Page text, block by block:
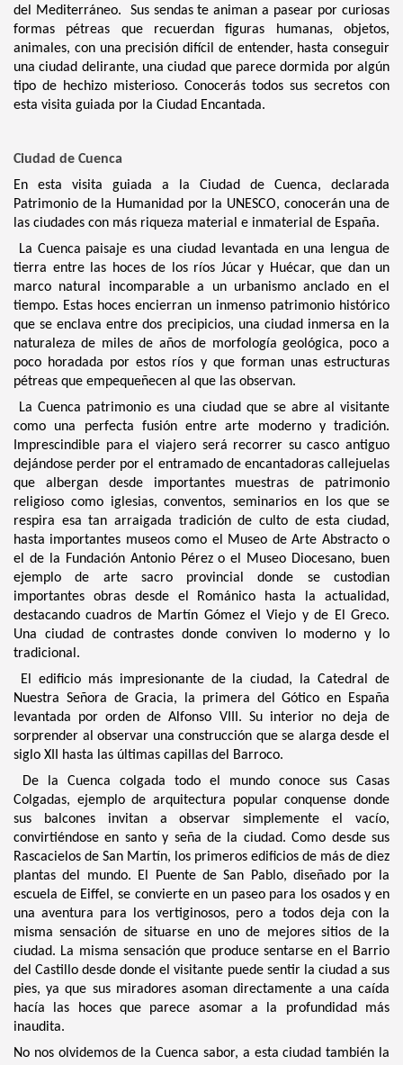
del Mediterráneo. Sus sendas te animan a pasear por curiosas
formas pétreas que recuerdan figuras humanas, objetos,
animales, con una precisión difícil de entender, hasta conseguir
una ciudad delirante, una ciudad que parece dormida por algún
tipo de hechizo misterioso. Conocerás todos sus secretos con
esta visita guiada por la Ciudad Encantada.
Ciudad de Cuenca
En esta visita guiada a la Ciudad de Cuenca, declarada
Patrimonio de la Humanidad por la UNESCO, conocerán una de
las ciudades con más riqueza material e inmaterial de España.
La Cuenca paisaje es una ciudad levantada en una lengua de
tierra entre las hoces de los ríos Júcar y Huécar, que dan un
marco natural incomparable a un urbanismo anclado en el
tiempo. Estas hoces encierran un inmenso patrimonio histórico
que se enclava entre dos precipicios, una ciudad inmersa en la
naturaleza de miles de años de morfología geológica, poco a
poco horadada por estos ríos y que forman unas estructuras
pétreas que empequeñecen al que las observan.
La Cuenca patrimonio es una ciudad que se abre al visitante
como una perfecta fusión entre arte moderno y tradición.
Imprescindible para el viajero será recorrer su casco antiguo
dejándose perder por el entramado de encantadoras callejuelas
que albergan desde importantes muestras de patrimonio
religioso como iglesias, conventos, seminarios en los que se
respira esa tan arraigada tradición de culto de esta ciudad,
hasta importantes museos como el Museo de Arte Abstracto o
el de la Fundación Antonio Pérez o el Museo Diocesano, buen
ejemplo de arte sacro provincial donde se custodian
importantes obras desde el Románico hasta la actualidad,
destacando cuadros de Martín Gómez el Viejo y de El Greco.
Una ciudad de contrastes donde conviven lo moderno y lo
tradicional.
El edificio más impresionante de la ciudad, la Catedral de
Nuestra Señora de Gracia, la primera del Gótico en España
levantada por orden de Alfonso VIII. Su interior no deja de
sorprender al observar una construcción que se alarga desde el
siglo XII hasta las últimas capillas del Barroco.
De la Cuenca colgada todo el mundo conoce sus Casas
Colgadas, ejemplo de arquitectura popular conquense donde
sus balcones invitan a observar simplemente el vacío,
convirtiéndose en santo y seña de la ciudad. Como desde sus
Rascacielos de San Martín, los primeros edificios de más de diez
plantas del mundo. El Puente de San Pablo, diseñado por la
escuela de Eiffel, se convierte en un paseo para los osados y en
una aventura para los vertiginosos, pero a todos deja con la
misma sensación de situarse en uno de mejores sitios de la
ciudad. La misma sensación que produce sentarse en el Barrio
del Castillo desde donde el visitante puede sentir la ciudad a sus
pies, ya que sus miradores asoman directamente a una caída
hacía las hoces que parece asomar a la profundidad más
inaudita.
No nos olvidemos de la Cuenca sabor, a esta ciudad también la